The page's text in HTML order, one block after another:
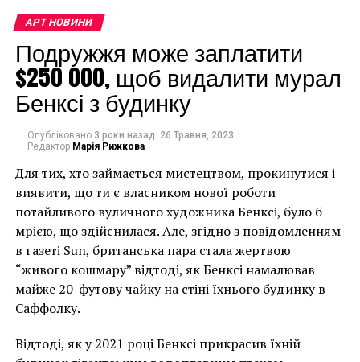
сказала, що має “можливість зробити щось значне”.
Вона попросила Маклеода подумати про те, яким
міг би бути музей, якби його не сковували природні
обмеження: фізичне розташування, ієрархія та всі
його інтенсивні потреби.
Ця ідея переросла в щось дуже велике: що якби
звичайні люди, а не ділки світу мистецтва,
Можливо, зараз Arkive налічує лише кілька сотень
членів, але має купу грошей. Стартап нещодавно
вийшов із раунду прихованого фінансування у липні
з 9,7 мільйонами доларів у скарбниці.
На даний момент компанія зробила чотири
придбання: патент на перший у світі електронний
фотографію жінки, чиє тіло зливається з
АРТ НОВИНИ
Подружжя може заплатити
$250 000, щоб видалити мурал
Бенксі з будинку
Опубліковано 3 роки назад 26 Травня, 2023
Редактор Марія Рижкова
Для тих, хто займається мистецтвом, прокинутися і
виявити, що ти є власником нової роботи
потайливого вуличного художника Бенксі, було б
мрією, що здійснилася. Але, згідно з повідомленням
в газеті Sun, британська пара стала жертвою
“живого кошмару” відтоді, як Бенксі намалював
майже 20-футову чайку на стіні їхнього будинку в
Саффолку.
Відтоді, як у 2021 році Бенксі прикрасив їхній